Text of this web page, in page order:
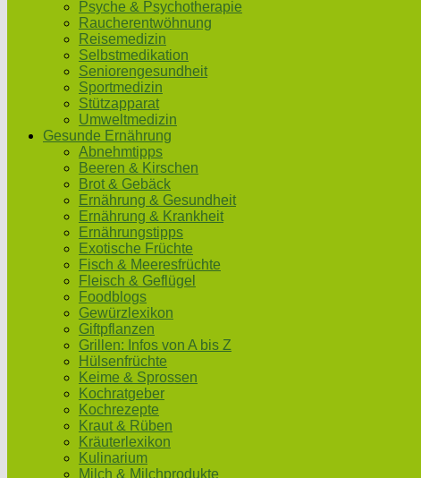
Psyche & Psychotherapie
Raucherentwöhnung
Reisemedizin
Selbstmedikation
Seniorengesundheit
Sportmedizin
Stützapparat
Umweltmedizin
Gesunde Ernährung
Abnehmtipps
Beeren & Kirschen
Brot & Gebäck
Ernährung & Gesundheit
Ernährung & Krankheit
Ernährungstipps
Exotische Früchte
Fisch & Meeresfrüchte
Fleisch & Geflügel
Foodblogs
Gewürzlexikon
Giftpflanzen
Grillen: Infos von A bis Z
Hülsenfrüchte
Keime & Sprossen
Kochratgeber
Kochrezepte
Kraut & Rüben
Kräuterlexikon
Kulinarium
Milch & Milchprodukte